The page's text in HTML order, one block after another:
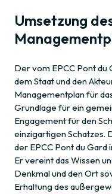
Umsetzung
Der vom EPCC Pont
dem Staat und den
Managementplan für
Grundlage für ein
Engagement für den
einzigartigen Schatzes.
der EPCC Pont du Gard
Er vereint das Wissen
Denkmal und den Ort
Erhaltung des